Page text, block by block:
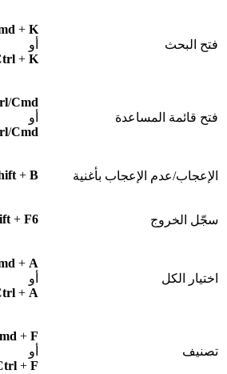
فتح البحث
+ K
أو
+ K
فتح قائمة المساعدة
/Cmd
أو
/Cmd
الإعجاب/عدم الإعجاب بأغنية + B
سجّل الخروج + F6
اختيار الكل
+ A
أو
+ A
تصنيف
+ F
أو
+ F